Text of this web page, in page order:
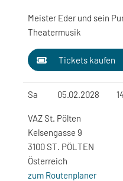
Meister Eder und sein
Theatermusik
Tickets kaufen
Sa 05.02.2028
VAZ St. Pölten
Kelsengasse 9
3100 ST. PÖLTEN
Österreich
zum Routenplaner